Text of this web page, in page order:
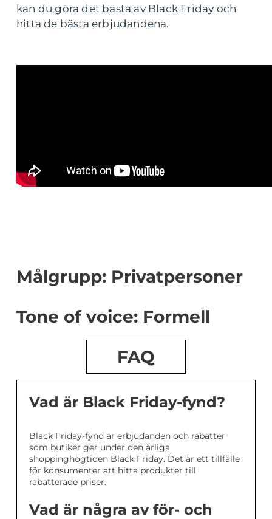
kan du göra det bästa av Black Friday och
hitta de bästa erbjudandena.
Målgrupp: Privatpersoner
Tone of voice: Formell
FAQ
Vad är Black Friday-fynd?
Black Friday-fynd är erbjudanden och rabatter
som butiker ger under den årliga
shoppinghögtiden Black Friday. Det är ett tillfälle
för konsumenter att hitta produkter till
rabatterade priser.
Vad är några av för- och